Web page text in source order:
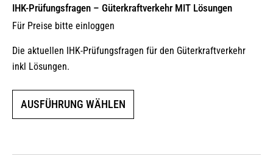
IHK-Prüfungsfragen – Güterkraftverkehr MIT Lösungen
Für Preise bitte einloggen
Die aktuellen IHK-Prüfungsfragen für den Güterkraftverkehr
inkl Lösungen.
AUSFÜHRUNG WÄHLEN